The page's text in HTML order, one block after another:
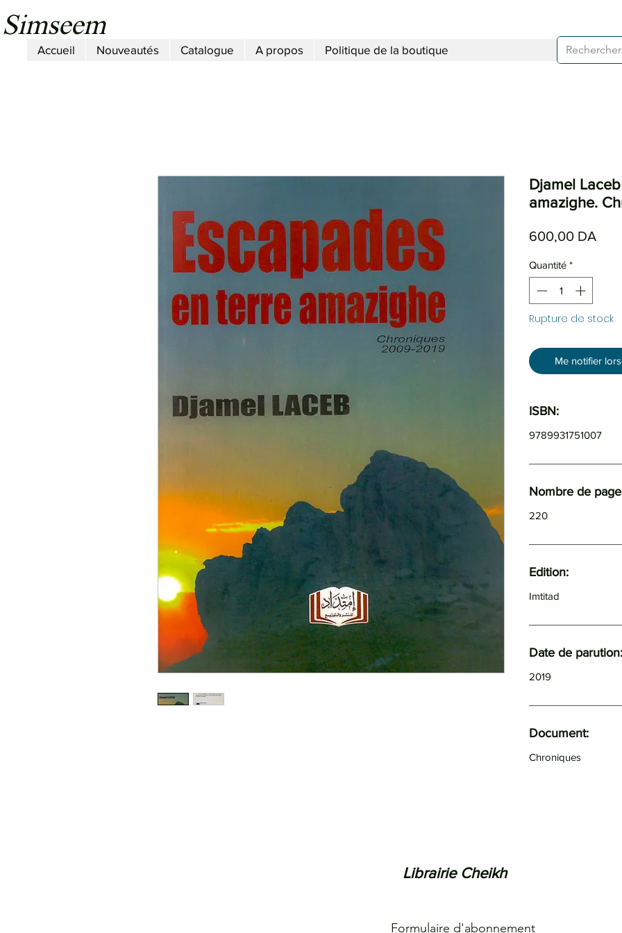
Simseem
Accueil Nouveautés Catalogue A propos Politique de la boutique
Djamel
amazighe.
600,00 DA
Quantité *
Rupture de stock
Me notifier
ISBN:
9789931751007
Nombre de
220
Edition:
Imtitad
Date de parution:
2019
Document:
Chroniques
Librairie Cheikh
Formulaire d'abonnement